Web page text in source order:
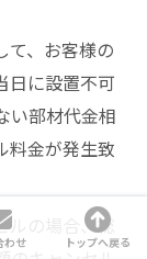
て、お客様の
日に設置不可
い部材代金相
料金が発生致
の場合、総
わせ トップへ戻る